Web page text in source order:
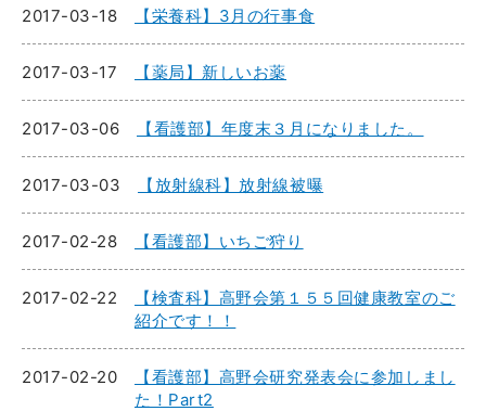
2017-03-18 【栄養科】3月の行事食
2017-03-17 【薬局】新しいお薬
2017-03-06 【看護部】年度末３月になりました。
2017-03-03 【放射線科】放射線被曝
2017-02-28 【看護部】いちご狩り
2017-02-22
【検査科】高野会第１５５回健康教室のご
紹介です！！
2017-02-20
【看護部】高野会研究発表会に参加しまし
た！Part2